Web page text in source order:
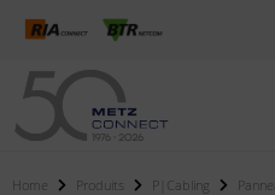
Home Produits P|Cabling